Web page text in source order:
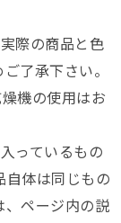
際の商品と色
了承下さい。
機の使用はお
っているもの
自体は同じもの
、ページ内の説